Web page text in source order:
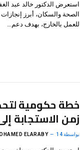
استعرض الدكتور خالد عبد
الصحة والسكان، أبرز
للعمل بالخارج، بهدف دعم…
خطة حكومية
زمن الاستجابة إلى 8
بواسطة ELARABY 14 يونيو، 2026